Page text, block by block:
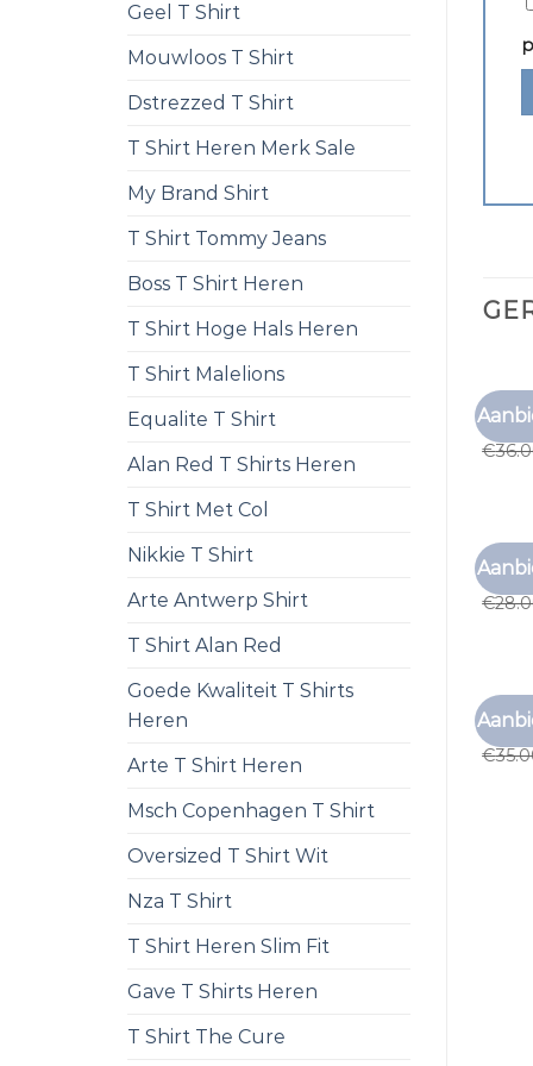
Geel T Shirt
Mouwloos T Shirt
Dstrezzed T Shirt
T Shirt Heren Merk Sale
My Brand Shirt
T Shirt Tommy Jeans
Boss T Shirt Heren
T Shirt Hoge Hals Heren
T Shirt Malelions
Equalite T Shirt
Alan Red T Shirts Heren
T Shirt Met Col
Nikkie T Shirt
Arte Antwerp Shirt
T Shirt Alan Red
Goede Kwaliteit T Shirts
Heren
Arte T Shirt Heren
Msch Copenhagen T Shirt
Oversized T Shirt Wit
Nza T Shirt
T Shirt Heren Slim Fit
Gave T Shirts Heren
T Shirt The Cure
€
€
€